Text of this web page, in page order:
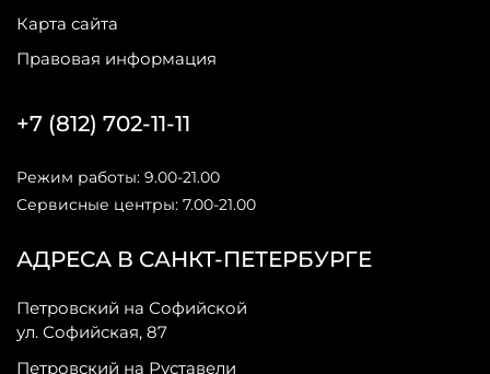
Карта сайта
Правовая информация
АДРЕСА В САНКТ-ПЕТЕРБУРГЕ
Петровский на Софийской
ул. Софийская, 87
Петровский на Руставели
+7 (812) 702-11-11
Режим работы: 9.00-21.00
Сервисные центры: 7.00-21.00